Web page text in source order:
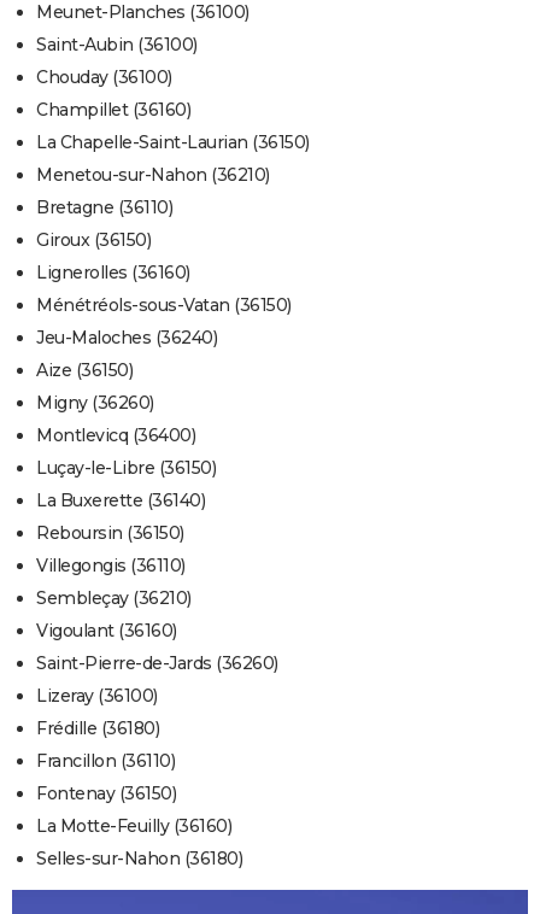
Meunet-Planches (36100)
Saint-Aubin (36100)
Chouday (36100)
Champillet (36160)
La Chapelle-Saint-Laurian (36150)
Menetou-sur-Nahon (36210)
Bretagne (36110)
Giroux (36150)
Lignerolles (36160)
Ménétréols-sous-Vatan (36150)
Jeu-Maloches (36240)
Aize (36150)
Migny (36260)
Montlevicq (36400)
Luçay-le-Libre (36150)
La Buxerette (36140)
Reboursin (36150)
Villegongis (36110)
Sembleçay (36210)
Vigoulant (36160)
Saint-Pierre-de-Jards (36260)
Lizeray (36100)
Frédille (36180)
Francillon (36110)
Fontenay (36150)
La Motte-Feuilly (36160)
Selles-sur-Nahon (36180)